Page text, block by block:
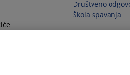
Društveno
Škola spavanja